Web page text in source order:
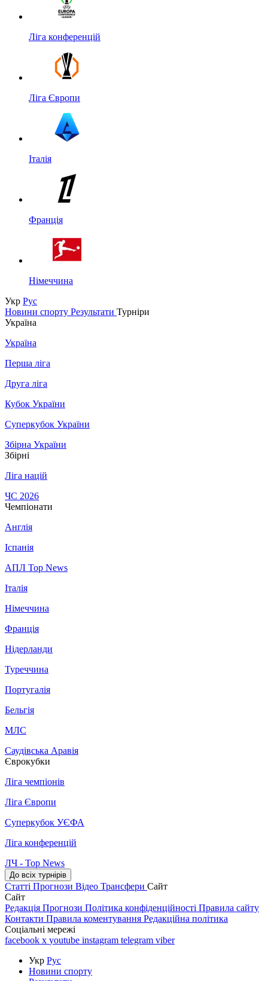
Ліга конференцій
Ліга Європи
Італія
Франція
Німеччина
Укр Рус
Новини спорту Результати Турніри
Україна
Україна
Перша ліга
Друга ліга
Кубок України
Суперкубок України
Збірна України
Збірні
Ліга націй
ЧС 2026
Чемпіонати
Англія
Іспанія
АПЛ Top News
Італія
Німеччина
Франція
Нідерланди
Туреччина
Португалія
Бельгія
МЛС
Саудівська Аравія
Єврокубки
Ліга чемпіонів
Ліга Європи
Суперкубок УЄФА
Ліга конференцій
ЛЧ - Top News
До всіх турнірів
Статті Прогнози Відео Трансфери Сайт
Сайт
Редакція Прогнози Політика конфіденційності Правила сайту
Контакти Правила коментування Редакційна політика
Соціальні мережі
facebook x youtube instagram telegram viber
Укр Рус
Новини спорту